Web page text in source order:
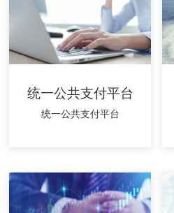
统一公共支付平台
统一公共支付平台